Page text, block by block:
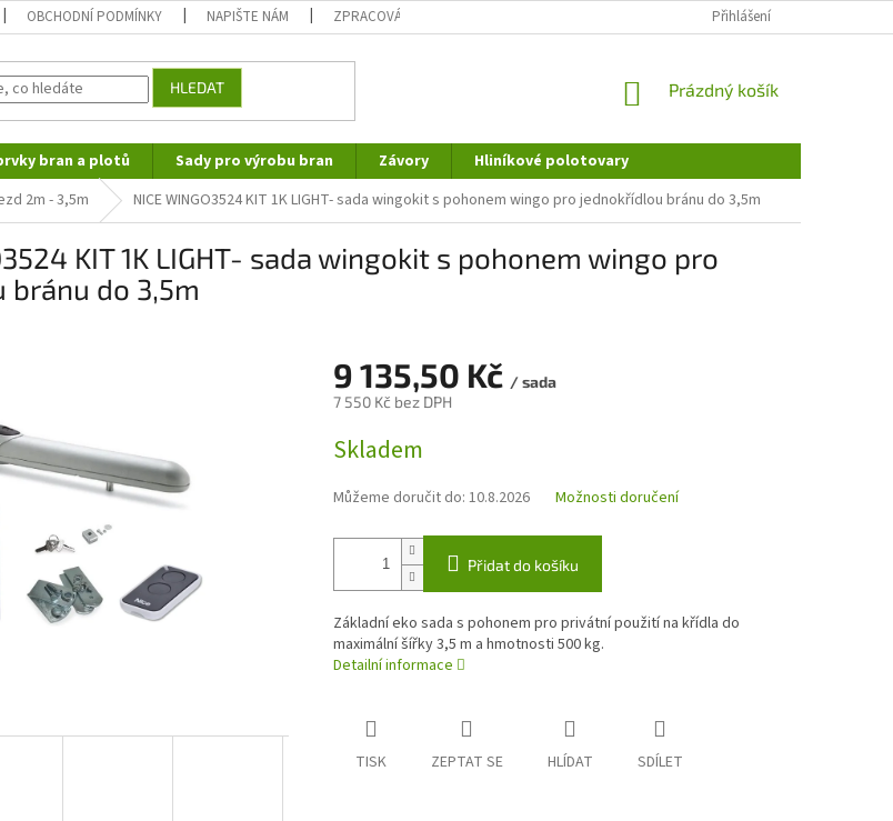
OBCHODNÍ PODMÍNKY NAPIŠTE NÁM ZPRACOVÁNÍ OSOBNÍCH ÚDAJŮ REKLAMAČNÍ ŘÁD
Přihlášení
HLEDAT
NÁKUPNÍ
Prázdný košík
bran a plotů Sady pro výrobu bran Závory
Hliníkové polotovary
2m - 3,5m NICE WINGO3524 KIT 1K LIGHT- sada wingokit s pohonem wingo pro jednokřídlou bránu do 3,5m
KIT 1K LIGHT- sada wingokit s pohonem wingo pro
do 3,5m
9 135,50 Kč / sada
7 550 Kč bez DPH
cena:
Skladem
Můžeme doručit do: 10.8.2026 Možnosti doručení
Přidat do košíku
Základní eko sada s pohonem pro privátní použití na křídla do
maximální šířky 3,5 m a hmotnosti 500 kg.
Detailní informace
TISK ZEPTAT SE HLÍDAT SDÍLET